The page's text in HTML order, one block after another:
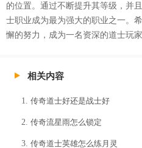
的位置。通过不断提升其等级，并
士职业成为最为强大的职业之一。
懈的努力，成为一名资深的道士玩
相关内容
传奇道士好还是战士好
传奇流星雨怎么锁定
传奇道士英雄怎么练月灵